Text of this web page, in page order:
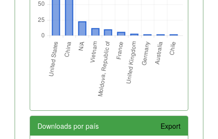
Downloads por país Export